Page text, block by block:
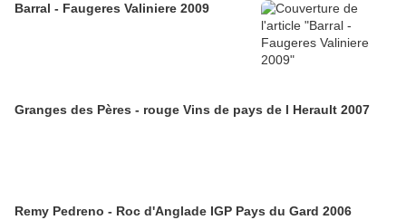
Barral - Faugeres Valiniere 2009
Granges des Pères - rouge Vins de pays de l Herault 2007
Remy Pedreno - Roc d'Anglade IGP Pays du Gard 2006